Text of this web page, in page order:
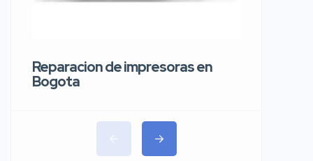
Reparacion de impresoras en
Bogota